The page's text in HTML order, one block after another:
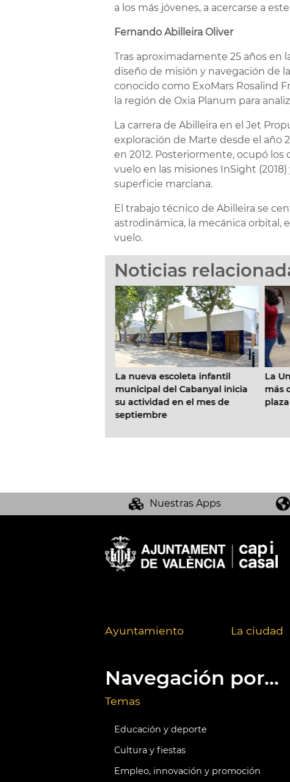
a los más jóvenes, a acercarse a
Fernando Abilleira Oliver
Tras aproximadamente 25 años en
diseño de misión y navegación de
conocido como ExoMars Rosalind
la región de Oxia Planum para
La carrera de Abilleira en el Jet
exploración de Marte desde el año
en 2012. Posteriormente, ocupó
vuelo en las misiones InSight
superficie marciana.
El trabajo técnico de Abilleira se
astrodinámica, la mecánica orbital,
vuelo.
Noticias
La nueva escoleta infantil
municipal del Cabanyal inicia
su actividad en el mes de
septiembre
La
más
Nuestras Apps
Ayuntamiento La ciudad
Navegación por...
Temas
Educación y deporte
Cultura y fiestas
Empleo, innovación y promoción